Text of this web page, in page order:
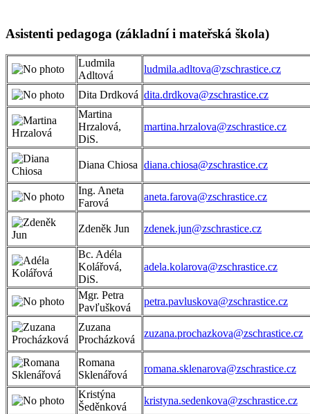
Asistenti pedagoga (základní i mateřská škola)
Ludmila
Adltová
ludmila.adltova@zschrastice.cz
Dita Drdková dita.drdkova@zschrastice.cz
Martina
Hrzalová,
DiS.
martina.hrzalova@zschrastice.cz
Diana Chiosa diana.chiosa@zschrastice.cz
Ing. Aneta
Farová
aneta.farova@zschrastice.cz
Zdeněk Jun zdenek.jun@zschrastice.cz
Bc. Adéla
Kolářová,
DiS.
adela.kolarova@zschrastice.cz
Mgr. Petra
Pavľušková
petra.pavluskova@zschrastice.cz
Zuzana
Procházková
zuzana.prochazkova@zschrastice.cz
Romana
Sklenářová
romana.sklenarova@zschrastice.cz
Kristýna
Šeděnková
kristyna.sedenkova@zschrastice.cz